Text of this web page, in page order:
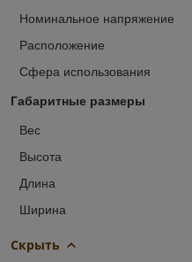
Номинальное напряжение
Расположение
Сфера использования
Габаритные размеры
Вес
Высота
Длина
Ширина
Скрыть